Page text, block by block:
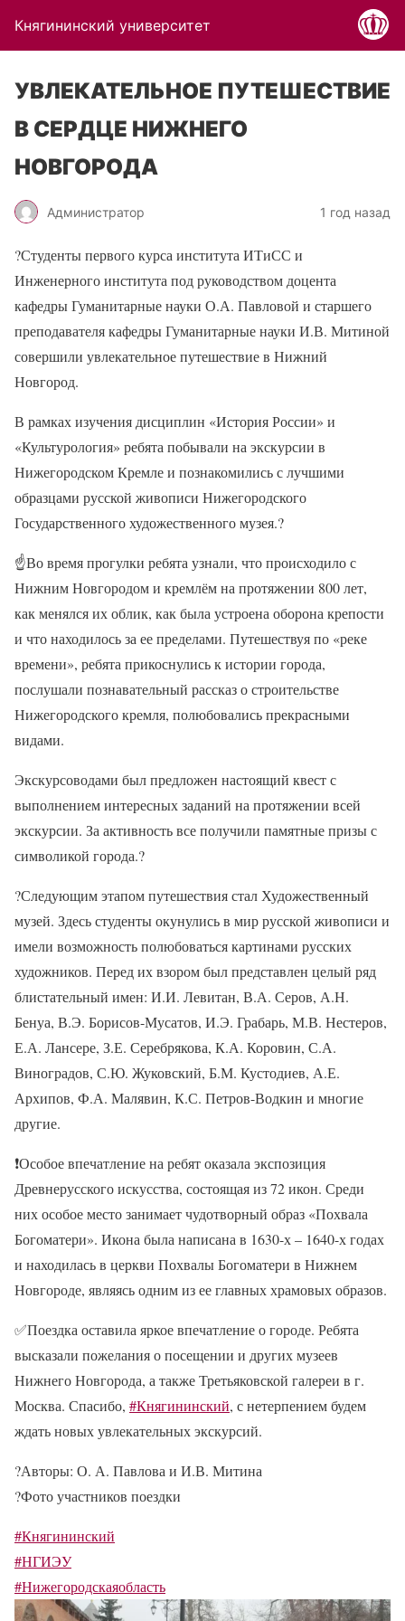
Княгининский университет
УВЛЕКАТЕЛЬНОЕ ПУТЕШЕСТВИЕ
В СЕРДЦЕ НИЖНЕГО
НОВГОРОДА
Администратор 1 год назад
?Студенты первого курса института ИТиСС и
Инженерного института под руководством доцента
кафедры Гуманитарные науки О.А. Павловой и старшего
преподавателя кафедры Гуманитарные науки И.В. Митиной
совершили увлекательное путешествие в Нижний
Новгород.
В рамках изучения дисциплин «История России» и
«Культурология» ребята побывали на экскурсии в
Нижегородском Кремле и познакомились с лучшими
образцами русской живописи Нижегородского
Государственного художественного музея.?
☝Во время прогулки ребята узнали, что происходило с
Нижним Новгородом и кремлём на протяжении 800 лет,
как менялся их облик, как была устроена оборона крепости
и что находилось за ее пределами. Путешествуя по «реке
времени», ребята прикоснулись к истории города,
послушали познавательный рассказ о строительстве
Нижегородского кремля, полюбовались прекрасными
видами.
Экскурсоводами был предложен настоящий квест с
выполнением интересных заданий на протяжении всей
экскурсии. За активность все получили памятные призы с
символикой города.?
?Следующим этапом путешествия стал Художественный
музей. Здесь студенты окунулись в мир русской живописи и
имели возможность полюбоваться картинами русских
художников. Перед их взором был представлен целый ряд
блистательный имен: И.И. Левитан, В.А. Серов, А.Н.
Бенуа, В.Э. Борисов-Мусатов, И.Э. Грабарь, М.В. Нестеров,
Е.А. Лансере, З.Е. Серебрякова, К.А. Коровин, С.А.
Виноградов, С.Ю. Жуковский, Б.М. Кустодиев, А.Е.
Архипов, Ф.А. Малявин, К.С. Петров-Водкин и многие
другие.
❗Особое впечатление на ребят оказала экспозиция
Древнерусского искусства, состоящая из 72 икон. Среди
них особое место занимает чудотворный образ «Похвала
Богоматери». Икона была написана в 1630-х – 1640-х годах
и находилась в церкви Похвалы Богоматери в Нижнем
Новгороде, являясь одним из ее главных храмовых образов.
✅Поездка оставила яркое впечатление о городе. Ребята
высказали пожелания о посещении и других музеев
Нижнего Новгорода, а также Третьяковской галереи в г.
Москва. Спасибо, #Княгининский, с нетерпением будем
ждать новых увлекательных экскурсий.
?Авторы: О. А. Павлова и И.В. Митина
?Фото участников поездки
#Княгининский
#НГИЭУ
#Нижегородскаяобласть